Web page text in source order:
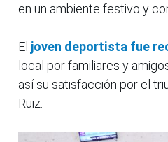
en un ambiente festivo y
El joven deportista fue
local por familiares y
así su satisfacción por el
Ruiz.